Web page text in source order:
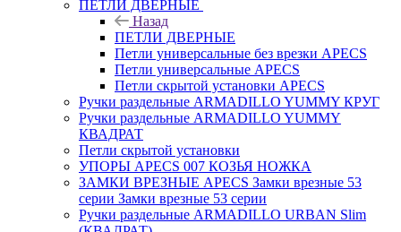
ПЕТЛИ ДВЕРНЫЕ
Назад
ПЕТЛИ ДВЕРНЫЕ
Петли универсальные без врезки APECS
Петли универсальные APECS
Петли скрытой установки APECS
Ручки раздельные ARMADILLO YUMMY КРУГ
Ручки раздельные ARMADILLO YUMMY
КВАДРАТ
Петли скрытой установки
УПОРЫ APECS 007 КОЗЬЯ НОЖКА
ЗАМКИ ВРЕЗНЫЕ APECS Замки врезные 53
серии Замки врезные 53 серии
Ручки раздельные ARMADILLO URBAN Slim